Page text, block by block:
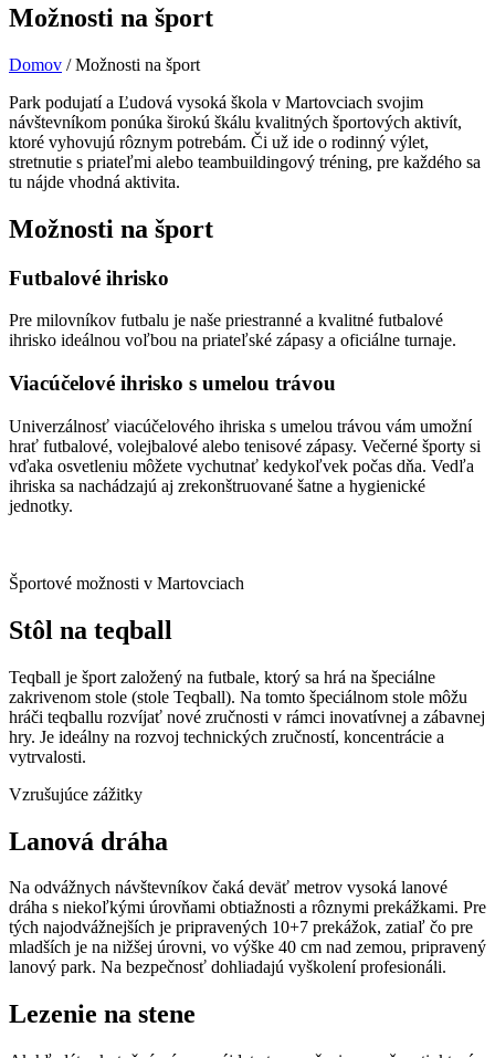
Možnosti na šport
Domov /Možnosti na šport
Park podujatí a Ľudová vysoká škola v Martovciach svojim
návštevníkom ponúka širokú škálu kvalitných športových aktivít,
ktoré vyhovujú rôznym potrebám. Či už ide o rodinný výlet,
stretnutie s priateľmi alebo teambuildingový tréning, pre každého sa
tu nájde vhodná aktivita.
Možnosti na šport
Futbalové ihrisko
Pre milovníkov futbalu je naše priestranné a kvalitné futbalové
ihrisko ideálnou voľbou na priateľské zápasy a oficiálne turnaje.
Viacúčelové ihrisko s umelou trávou
Univerzálnosť viacúčelového ihriska s umelou trávou vám umožní
hrať futbalové, volejbalové alebo tenisové zápasy. Večerné športy si
vďaka osvetleniu môžete vychutnať kedykoľvek počas dňa. Vedľa
ihriska sa nachádzajú aj zrekonštruované šatne a hygienické
jednotky.
Športové možnosti v Martovciach
Stôl na teqball
Teqball je šport založený na futbale, ktorý sa hrá na špeciálne
zakrivenom stole (stole Teqball). Na tomto špeciálnom stole môžu
hráči teqballu rozvíjať nové zručnosti v rámci inovatívnej a zábavnej
hry. Je ideálny na rozvoj technických zručností, koncentrácie a
vytrvalosti.
Vzrušujúce zážitky
Lanová dráha
Na odvážnych návštevníkov čaká deväť metrov vysoká lanové
dráha s niekoľkými úrovňami obtiažnosti a rôznymi prekážkami. Pre
tých najodvážnejších je pripravených 10+7 prekážok, zatiaľ čo pre
mladších je na nižšej úrovni, vo výške 40 cm nad zemou, pripravený
lanový park. Na bezpečnosť dohliadajú vyškolení profesionáli.
Lezenie na stene